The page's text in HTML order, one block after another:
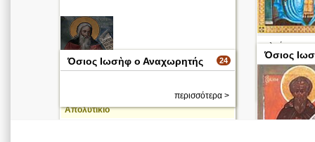
Απολυτίκιο
ηλικία το ...
Απολυτίκιο
Όσιος
24
Όσιος Ιωσὴφ ο Αναχωρητής
περισσότερα >